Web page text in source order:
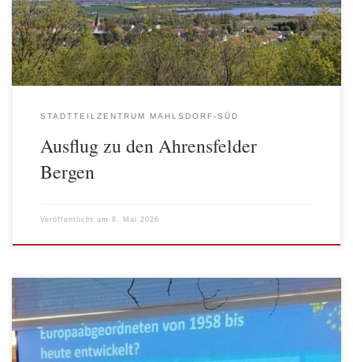
mit Freude an Bewegung, Natur und Begegnung. Vor Ort teilten
sich die Teilnehmenden […]
STADTTEILZENTRUM MAHLSDORF-SÜD
Ausflug zu den Ahrensfelder
Bergen
Veröffentlicht am 8. Mai 2026
Aus Anlass der Europa Wochen im Mai hatte der AWO